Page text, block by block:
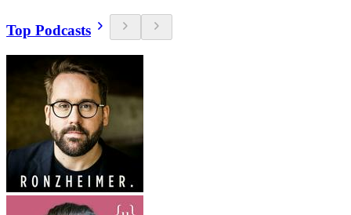
Top Podcasts